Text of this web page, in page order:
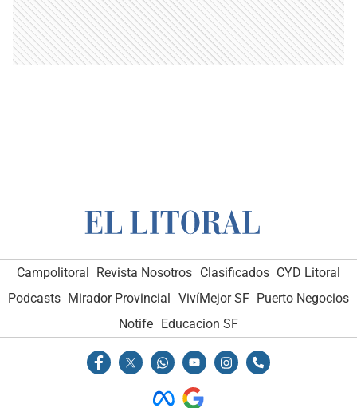
Campolitoral Revista Nosotros Clasificados CYD Litoral
Podcasts Mirador Provincial VivíMejor SF Puerto Negocios
Notife Educacion SF